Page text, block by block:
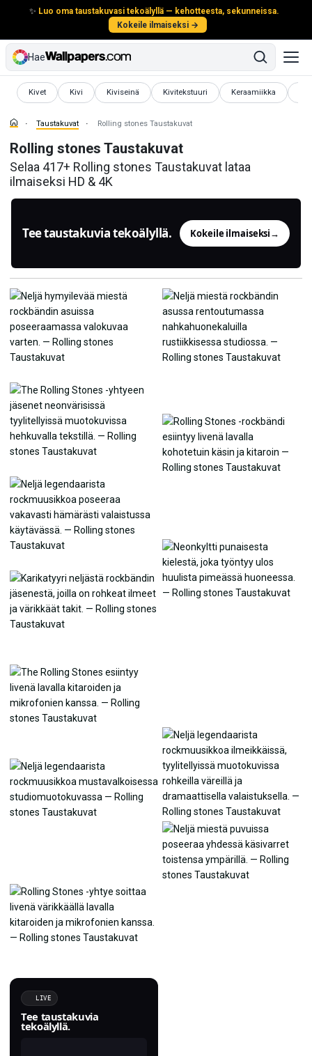
✨ Luo oma taustakuvasi tekoälyllä — kehotteesta, sekunneissa.
Kokeile ilmaiseksi →
Hae
Kivet
TaustakuvatKivi
TaustakuvatKiviseinä
Taustakuvat Kivitekstuuri
Taustakuvat Keraamiikka
Taustakuvat
Taustakuvat Rolling stones Taustakuvat
Rolling stones Taustakuvat
Selaa 417+ Rolling stones Taustakuvat lataa
ilmaiseksi HD & 4K
Tee taustakuvia tekoälyllä. Kokeile ilmaiseksi→
LIVE
Tee taustakuvia
tekoälyllä.